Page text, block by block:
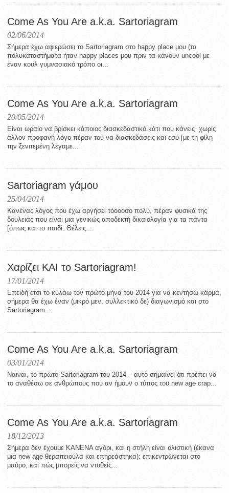
Come As You Are a.k.a. Sartoriagram
02/06/2014
Σήμερα έχω αφιερώσει το Sartoriagram στο happy place μου (τα
πολυκαταστήματα ήταν happy places μου πριν τα κάνουν uncool με
έναν κουλ γυμνασιακό τρόπο οι...
Come As You Are a.k.a. Sartoriagram
20/05/2014
Είναι ωραίο να βρίσκει κάποιος διασκεδαστικό κάτι που κάνεις χωρίς
άλλον προφανή λόγο πέραν τού να διασκεδάσεις και εσύ [με τη φίλη
την ξενιτεμένη λέγαμε...
Sartoriagram γάμου
25/04/2014
Κανένας λόγος που έχω αργήσει τόοοοσο πολύ, πέραν φυσικά της
δουλειάς που είναι μια γενικώς αποδεκτή δικαιολογία για τα πάντα
[όπως και το παιδί. Θέλεις...
Χαρίζει ΚΑΙ το Sartoriagram!
17/01/2014
Επειδή έτσι το κυλάω τον πρώτο μήνα του 2014 για να κεντήσω κάρμα,
σήμερα θα έχω έναν (μικρό μεν, συλλεκτικό δε) διαγωνισμό και στο
Sartoriagram...
Come As You Are a.k.a. Sartoriagram
03/01/2014
Ναιναι, το πρώτο Sartoriagram του 2014 – αυτό σημαίνει ότι πρέπει να
το αναθέσω σε ανθρώπους που αν ήμουν ο τύπος του new age crap...
Come As You Are a.k.a. Sartoriagram
18/12/2013
Σήμερα δεν έχουμε ΚΑΝΕΝΑ αγόρι, και η στήλη είναι ολιστική (έκανα
μια new age θεραπειούλα και επηρεάστηκα): επικεντρώνεται στο
μαύρο, και πώς μπορείς να ντυθείς...